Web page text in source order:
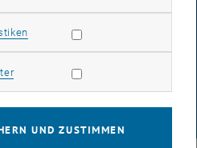
Statistik Cookies zulassen
Marketing Cookies zulassen
UND ZUSTIMMEN